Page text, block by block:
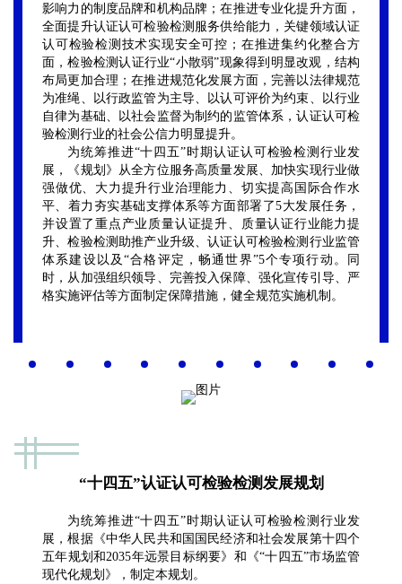
影响力的制度品牌和机构品牌；在推进专业化提升方面，
全面提升认证认可检验检测服务供给能力，关键领域认证
认可检验检测技术实现安全可控；在推进集约化整合方
面，检验检测认证行业“小散弱”现象得到明显改观，结构
布局更加合理；在推进规范化发展方面，完善以法律规范
为准绳、以行政监管为主导、以认可评价为约束、以行业
自律为基础、以社会监督为制约的监管体系，认证认可检
验检测行业的社会公信力明显提升。
为统筹推进“十四五”时期认证认可检验检测行业发
展，《规划》从全方位服务高质量发展、加快实现行业做
强做优、大力提升行业治理能力、切实提高国际合作水
平、着力夯实基础支撑体系等方面部署了5大发展任务，
并设置了重点产业质量认证提升、质量认证行业能力提
升、检验检测助推产业升级、认证认可检验检测行业监管
体系建设以及“合格评定，畅通世界”5个专项行动。同
时，从加强组织领导、完善投入保障、强化宣传引导、严
格实施评估等方面制定保障措施，健全规范实施机制。
“十四五”认证认可检验检测发展规划
为统筹推进“十四五”时期认证认可检验检测行业发
展，根据《中华人民共和国国民经济和社会发展第十四个
五年规划和2035年远景目标纲要》和《“十四五”市场监管
现代化规划》，制定本规划。